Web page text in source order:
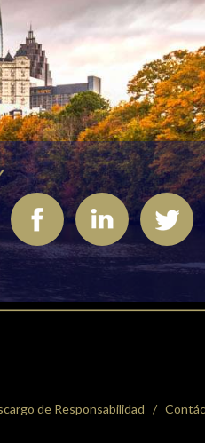
de Responsabilidad